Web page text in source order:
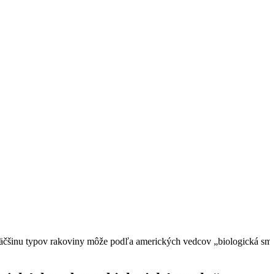
typov rakoviny môže podľa amerických vedcov „biologická